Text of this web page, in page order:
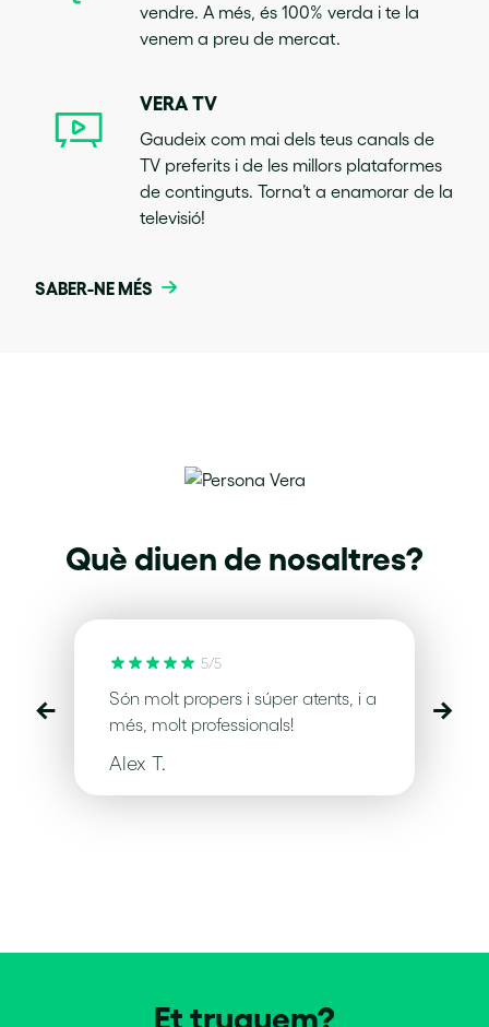
vendre. A més, és 100% verda i te la
venem a preu de mercat.
VERA TV
Gaudeix com mai dels teus canals de
TV preferits i de les millors plataformes
de continguts. Torna’t a enamorar de la
televisió!
SABER-NE MÉS
Internet al teu mòbil a +200 països.
Sense sorpreses en la factura i amb activació
DESCOBREIX VERA VIATGE
Què diuen de nosaltres?
←
5/5
Són molt propers i súper atents, i a
més, molt professionals!
Alex T.
→
Et truquem?